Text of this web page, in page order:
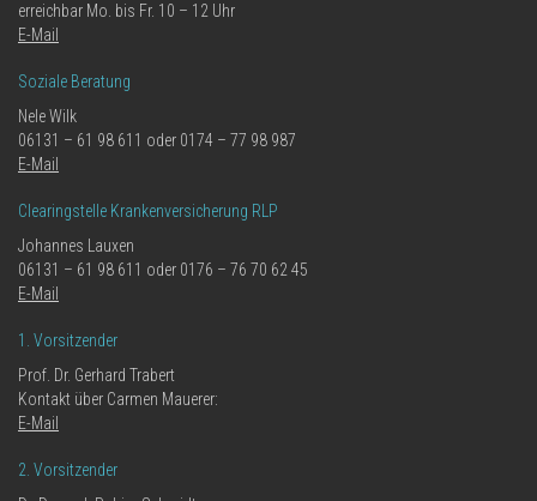
erreichbar Mo. bis Fr. 10 – 12 Uhr
E-Mail
Soziale Beratung
Nele Wilk
06131 – 61 98 611 oder 0174 – 77 98 987
E-Mail
Clearingstelle Krankenversicherung RLP
Johannes Lauxen
06131 – 61 98 611 oder 0176 – 76 70 62 45
E-Mail
1. Vorsitzender
Prof. Dr. Gerhard Trabert
Kontakt über Carmen Mauerer:
E-Mail
2. Vorsitzender